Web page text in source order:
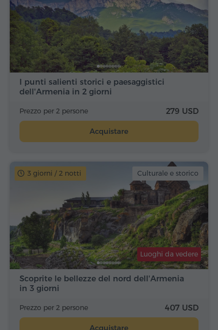
I punti salienti storici e paesaggistici
dell'Armenia in 2 giorni
Prezzo per 2 persone 279 USD
Acquistare
3 giorni / 2 notti Culturale e storico
Scoprite le bellezze del nord dell'Armenia
in 3 giorni
Luoghi da vedere
Prezzo per 2 persone 407 USD
Acquistare